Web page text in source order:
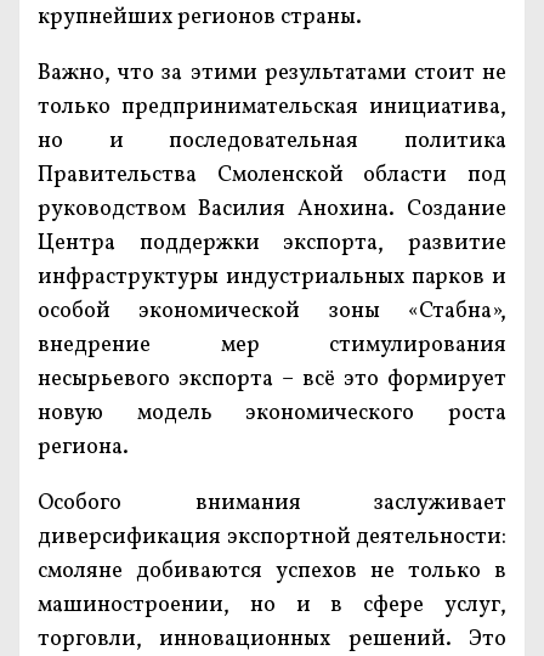
крупнейших регионов страны.
Важно, что за этими результатами стоит не
только предпринимательская инициатива,
но и последовательная политика
Правительства Смоленской области под
руководством Василия Анохина. Создание
Центра поддержки экспорта, развитие
инфраструктуры индустриальных парков и
особой экономической зоны «Стабна»,
внедрение мер стимулирования
несырьевого экспорта – всё это формирует
новую модель экономического роста
региона.
Особого внимания заслуживает
диверсификация экспортной деятельности:
смоляне добиваются успехов не только в
машиностроении, но и в сфере услуг,
торговли, инновационных решений. Это